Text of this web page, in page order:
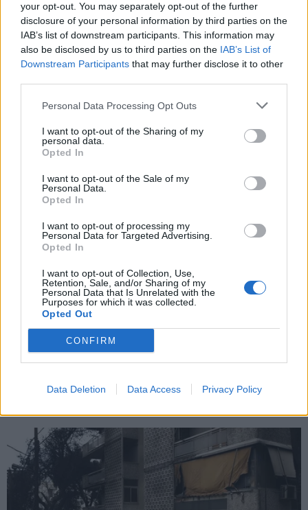
your opt-out. You may separately opt-out of the further
disclosure of your personal information by third parties on the
IAB’s list of downstream participants. This information may
also be disclosed by us to third parties on the IAB’s List of
Downstream Participants that may further disclose it to other
Personal Data Processing Opt Outs
I want to opt-out of the Sharing of my
personal data.
Opted In
I want to opt-out of the Sale of my
Personal Data.
Opted In
I want to opt-out of processing my
Personal Data for Targeted Advertising.
Opted In
I want to opt-out of Collection, Use,
Retention, Sale, and/or Sharing of my
Personal Data that Is Unrelated with the
Purposes for which it was collected.
Opted Out
CONFIRM
Data Deletion Data Access Privacy Policy
Εγγραφή στο newsletter
Αποδέχομαι τους
και την πολιτική απορρήτου
X